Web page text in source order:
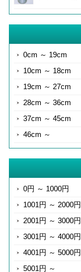
0cm ～ 19cm
10cm ～ 18cm
19cm ～ 27cm
28cm ～ 36cm
37cm ～ 45cm
46cm ～
0円 ～ 1000円
1001円 ～ 2000円
2001円 ～ 3000円
3001円 ～ 4000円
4001円 ～ 5000円
5001円 ～